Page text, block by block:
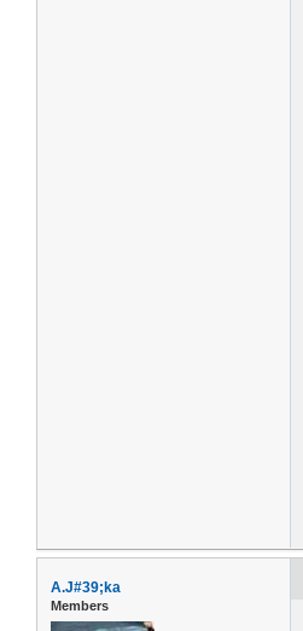
A.J#39;ka
Members